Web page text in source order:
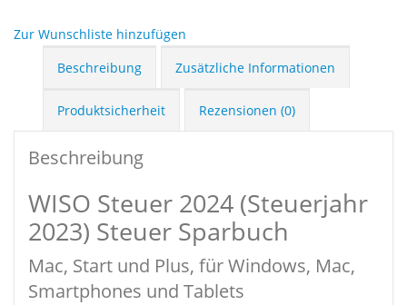
Zur Wunschliste hinzufügen
Beschreibung
Zusätzliche Informationen
Produktsicherheit Rezensionen (0)
Beschreibung
WISO Steuer 2024 (Steuerjahr
2023) Steuer Sparbuch
Mac, Start und Plus, für Windows, Mac,
Smartphones und Tablets